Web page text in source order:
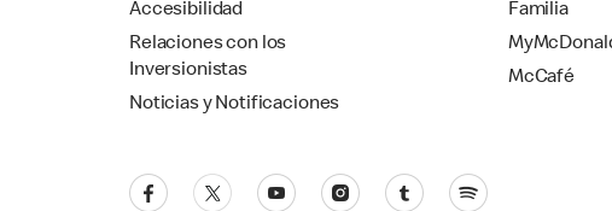
Accesibilidad
Relaciones con los
Inversionistas
Noticias y Notificaciones
Familia
McCafé